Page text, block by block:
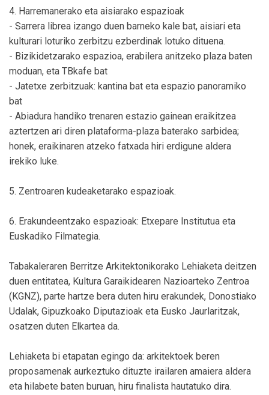
4. Harremanerako eta aisiarako espazioak
- Sarrera librea izango duen barneko kale bat, aisiari eta
kulturari loturiko zerbitzu ezberdinak lotuko dituena.
- Bizikidetzarako espazioa, erabilera anitzeko plaza baten
moduan, eta TBkafe bat
- Jatetxe zerbitzuak: kantina bat eta espazio panoramiko
bat
- Abiadura handiko trenaren estazio gainean eraikitzea
aztertzen ari diren plataforma-plaza baterako sarbidea;
honek, eraikinaren atzeko fatxada hiri erdigune aldera
irekiko luke.
5. Zentroaren kudeaketarako espazioak.
6. Erakundeentzako espazioak: Etxepare Institutua eta
Euskadiko Filmategia.
Tabakaleraren Berritze Arkitektonikorako Lehiaketa deitzen
duen entitatea, Kultura Garaikidearen Nazioarteko Zentroa
(KGNZ), parte hartze bera duten hiru erakundek, Donostiako
Udalak, Gipuzkoako Diputazioak eta Eusko Jaurlaritzak,
osatzen duten Elkartea da.
Lehiaketa bi etapatan egingo da: arkitektoek beren
proposamenak aurkeztuko dituzte irailaren amaiera aldera
eta hilabete baten buruan, hiru finalista hautatuko dira.